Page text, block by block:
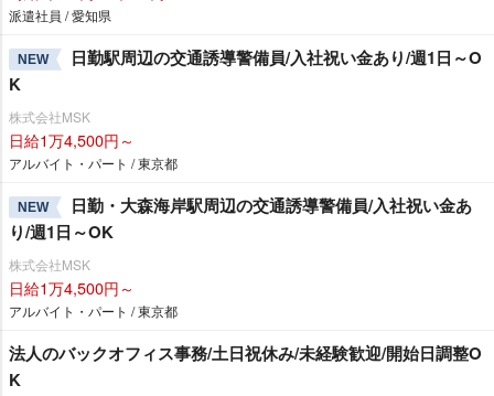
派遣社員 / 愛知県
NEW
日勤駅周辺の交通誘導警備員/入社祝い金あり/週1日～O
K
株式会社MSK
日給1万4,500円～
アルバイト・パート / 東京都
NEW
日勤・大森海岸駅周辺の交通誘導警備員/入社祝い金あ
り/週1日～OK
株式会社MSK
日給1万4,500円～
アルバイト・パート / 東京都
法人のバックオフィス事務/土日祝休み/未経験歓迎/開始日調整O
K